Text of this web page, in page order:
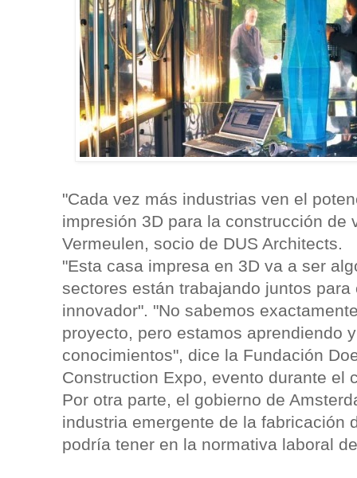
"Cada vez más industrias ven el
impresión 3D para la construcción de
Vermeulen, socio de DUS Architects.
"Esta casa impresa en 3D va a ser
sectores están trabajando juntos para
innovador". "No sabemos
proyecto, pero estamos aprendiendo
conocimientos", dice la Fundación
Construction Expo, evento durante el
Por otra parte, el gobierno de
industria emergente de la fabricación
podría tener en la normativa laboral